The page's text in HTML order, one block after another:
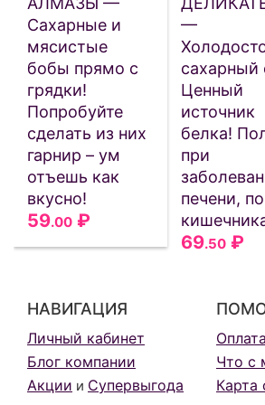
Сахарные и
мясистые
бобы прямо с
грядки!
Попробуйте
сделать из них
гарнир – ум
отъешь как
вкусно!
59.00 ₽
—
сахарный
Ценный
источник
белка!
при
печени,
69.50 ₽
НАВИГАЦИЯ
Личный кабинет
Блог компании
Акции и Супервыгода
Оплата
Что с
Карта